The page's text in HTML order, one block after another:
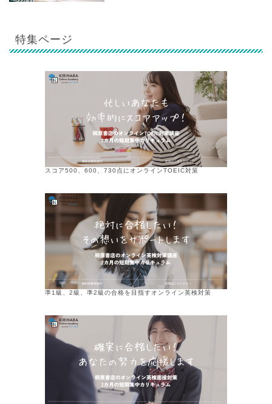
特集ページ
スコア500、600、730点にオンラインTOEIC対策
準1級、2級、準2級の合格を目指すオンライン英検対策